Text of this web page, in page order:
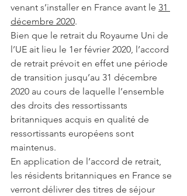
venant s’installer en France avant le 31
décembre 2020.
Bien que le retrait du Royaume Uni de
l’UE ait lieu le 1er février 2020, l’accord
de retrait prévoit en effet une période
de transition jusqu’au 31 décembre
2020 au cours de laquelle l’ensemble
des droits des ressortissants
britanniques acquis en qualité de
ressortissants européens sont
maintenus.
En application de l’accord de retrait,
les résidents britanniques en France se
verront délivrer des titres de séjour